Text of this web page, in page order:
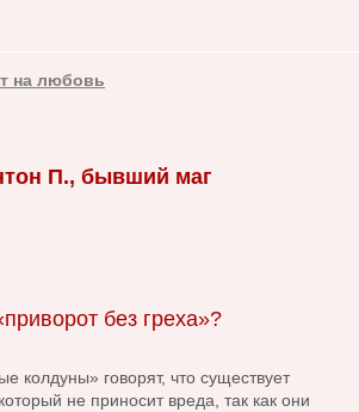
на любовь
П., бывший маг
без греха»?
колдуны» говорят, что существует
не приносит вреда, так как они